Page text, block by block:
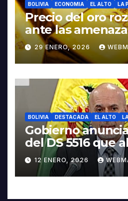
BOLIVIA ECONOMIA EL ALTO LA
Precio del oro
ante las
contra Irán
29 ENERO, 2026
BOLIVIA DESTACADA EL ALTO
Gobierno
del DS 5516 que
5503
12 ENERO, 2026